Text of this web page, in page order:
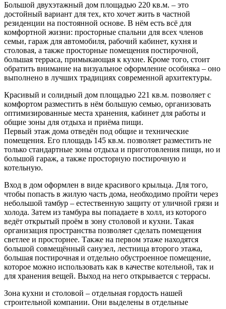
Большой двухэтажный дом площадью 220 кв.м. – это
достойный вариант для тех, кто хочет жить в частной
резиденции на постоянной основе. В нём есть всё для
комфортной жизни: просторные спальни для всех членов
семьи, гараж для автомобиля, рабочий кабинет, кухня и
столовая, а также просторные помещения постирочной,
большая терраса, примыкающая к кухне. Кроме того, стоит
обратить внимание на визуальное оформление особняка – оно
выполнено в лучших традициях современной архитектуры.
Красивый и солидный дом площадью 221 кв.м. позволяет с
комфортом разместить в нём большую семью, организовать
оптимизированные места хранения, кабинет для работы и
общие зоны для отдыха и приёма пищи.
Первый этаж дома отведён под общие и технические
помещения. Его площадь 145 кв.м. позволяет разместить не
только стандартные зоны отдыха и приготовления пищи, но и
большой гараж, а также просторную постирочную и
котельную.
Вход в дом оформлен в виде красивого крыльца. Для того,
чтобы попасть в жилую часть дома, необходимо пройти через
небольшой тамбур – естественную защиту от уличной грязи и
холода. Затем из тамбура вы попадаете в холл, из которого
ведёт открытый проём в зону столовой и кухни. Такая
организация пространства позволяет сделать помещения
светлее и просторнее. Также на первом этаже находятся
большой совмещённый санузел, лестница второго этажа,
большая постирочная и отдельно обустроенное помещение,
которое можно использовать как в качестве котельной, так и
для хранения вещей. Выход на него открывается с террасы.
Зона кухни и столовой – отдельная гордость нашей
строительной компании. Они выделены в отдельные